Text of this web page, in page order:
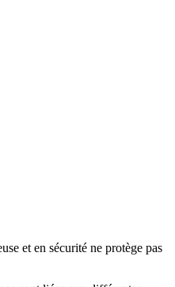
et en sécurité ne protège pas